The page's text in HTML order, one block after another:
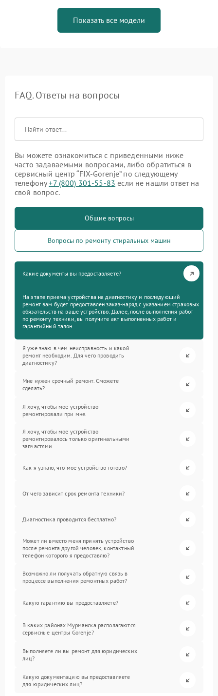
Показать все модели
FAQ. Ответы на вопросы
Вы можете ознакомиться с приведенными ниже
часто задаваемыми вопросами, либо обратиться в
сервисный центр “FIX-Gorenje” по следующему
телефону+7 (800) 301-55-83 если не нашли ответ на
свой вопрос.
Общие вопросы
Вопросы по ремонту стиральных машин
Какие документы вы предоставляете?
На этапе приема устройства на диагностику и последующий
ремонт вам будет предоставлен заказ-наряд с указанием страховых
обязательств на ваше устройство. Далее, после выполнения работ
по ремонту техники, вы получите акт выполненных работ и
гарантийный талон.
Я уже знаю в чем неисправность и какой
ремонт необходим. Для чего проводить
диагностику?
Мне нужен срочный ремонт. Сможете
сделать?
Я хочу, чтобы мое устройство
ремонтировали при мне.
Я хочу, чтобы мое устройство
ремонтировалось только оригинальными
запчастями.
Как я узнаю, что мое устройство готово?
От чего зависит срок ремонта техники?
Диагностика проводится бесплатно?
Может ли вместо меня принять устройство
после ремонта другой человек, контактный
телефон которого я предоставлю?
Возможно ли получать обратную связь в
процессе выполнения ремонтных работ?
Какую гарантию вы предоставляете?
В каких районах Мурманска располагаются
сервисные центры Gorenje?
Выполняете ли вы ремонт для юридических
лиц?
Какую документацию вы предоставляете
для юридических лиц?